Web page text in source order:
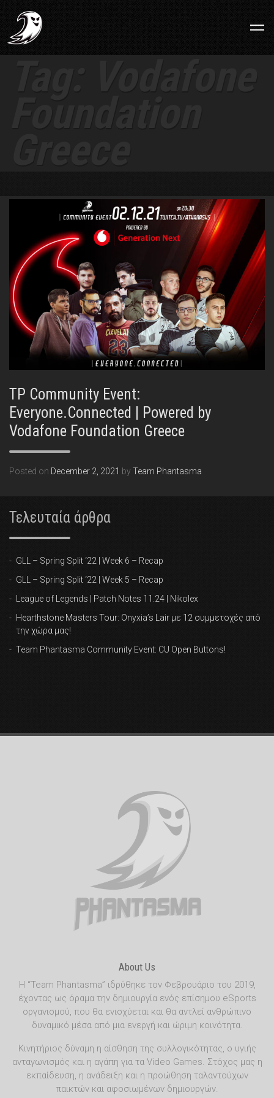
TP Community Event:
Everyone.Connected | Powered by
Vodafone Foundation Greece
Posted on December 2, 2021 by Team Phantasma
Τελευταία άρθρα
GLL – Spring Split ‘22 | Week 6 – Recap
GLL – Spring Split ‘22 | Week 5 – Recap
League of Legends | Patch Notes 11.24 | Nikolex
Hearthstone Masters Tour: Onyxia’s Lair με 12 συμμετοχές από
την χώρα μας!
Team Phantasma Community Event: CU Open Buttons!
About Us
Η “Team Phantasma” ιδρύθηκε τον Φεβρουάριο του 2019,
έχοντας ως όραμα την δημιουργία ενός επίσημου eSports
οργανισμού, που θα ενισχύεται και θα αντλεί ανθρώπινο
δυναμικό μέσα από μια ενεργή και ώριμη κοινότητα.
Κινητήριος δύναμη η αίσθηση της συλλογικότητας, ο υγιής
ανταγωνισμός και η αγάπη για τα Video Games. Στόχος μας η
εκπαίδευση, η ανάδειξη και η προώθηση ταλαντούχων
παικτών και αφοσιωμένων δημιουργών.